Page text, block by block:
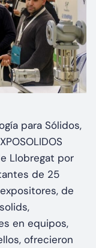
para Sólidos,
Llobregat por
de 25
de
en equipos,
ofrecieron